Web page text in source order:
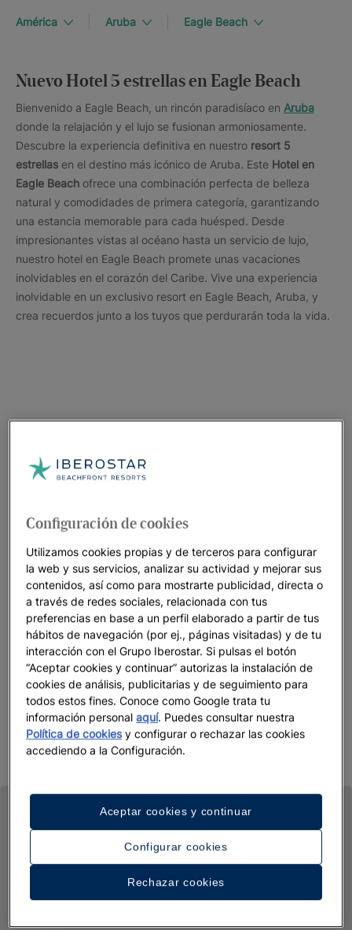
América Aruba Eagle Beach
Nuevo Hotel 5 estrellas en Eagle Beach
Bienvenido a Eagle Beach, un rincón paradisíaco en Aruba
donde la relajación y el lujo se fusionan armoniosamente.
Descubre la experiencia definitiva en nuestro resort 5
estrellas en el destino más icónico de Aruba. Este Hotel en
Eagle Beach ofrece una combinación perfecta de belleza
natural y comodidades de primera categoría, garantizando
una estancia memorable para cada huésped. Desde
impresionantes vistas al océano hasta un servicio de lujo,
nuestro hotel en Eagle Beach promete unas vacaciones
inolvidables en el corazón del Caribe. Vive una experiencia
inolvidable en un exclusivo resort en Eagle Beach, Aruba, y
crea recuerdos junto a los tuyos que perdurarán toda la vida.
Configuración de cookies
Utilizamos cookies propias y de terceros para configurar
la web y sus servicios, analizar su actividad y mejorar sus
contenidos, así como para mostrarte publicidad, directa o
a través de redes sociales, relacionada con tus
preferencias en base a un perfil elaborado a partir de tus
hábitos de navegación (por ej., páginas visitadas) y de tu
interacción con el Grupo Iberostar. Si pulsas el botón
“Aceptar cookies y continuar” autorizas la instalación de
cookies de análisis, publicitarias y de seguimiento para
todos estos fines. Conoce como Google trata tu
información personalaquí. Puedes consultar nuestra
Política de cookiesy configurar o rechazar las cookies
accediendo a la Configuración.
Configurar cookies
Rechazar cookies
Aceptar cookies y continuar